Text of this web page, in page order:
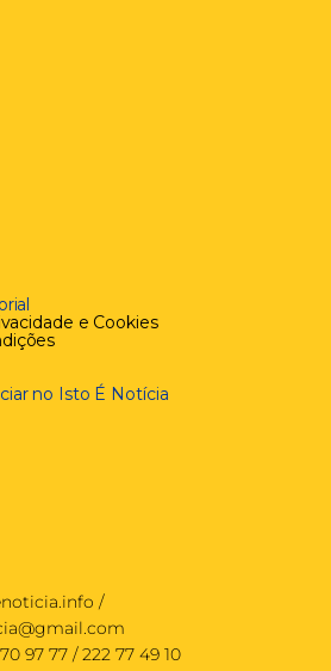
e Cookies
no Isto É Notícia
/
97 77 / 222 77 49 10